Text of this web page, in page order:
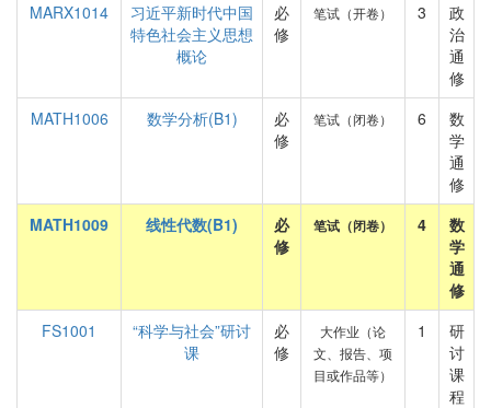
MARX1014
习近平新时代中国
特色社会主义思想
概论
必
修
笔试（开卷） 3
政
治
通
修
MATH1006
数学分析(B1)
必
修
笔试（闭卷） 6
数
学
通
修
MATH1009
线性代数(B1)
必
修
笔试（闭卷） 4
数
学
通
修
FS1001
“科学与社会”研讨
课
必
修
大作业（论
文、报告、项
目或作品等）
1
研
讨
课
程